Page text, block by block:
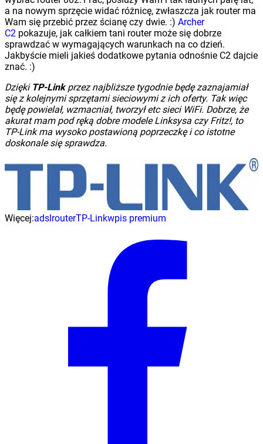
a na nowym sprzęcie widać różnicę, zwłaszcza jak router ma
Wam się przebić przez ścianę czy dwie. :) Archer
C2 pokazuje, jak całkiem tani router może się dobrze
sprawdzać w wymagających warunkach na co dzień.
Jakbyście mieli jakieś dodatkowe pytania odnośnie C2 dajcie
znać. :)
Dzięki TP-Linkprzez najbliższe tygodnie będę zaznajamiał
się z kolejnymi sprzętami sieciowymi z ich oferty. Tak więc
będę powielał, wzmacniał, tworzył etc sieci WiFi. Dobrze, że
akurat mam pod ręką dobre modele Linksysa czy Fritz!, to
TP-Link ma wysoko postawioną poprzeczkę i co istotne
doskonale się sprawdza.
Więcej:adslrouterTP-Linkwpis premium